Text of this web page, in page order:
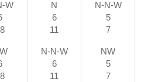
W
N
6
11
N-N-W
5
7
N-N-W
6
11
NW
5
7